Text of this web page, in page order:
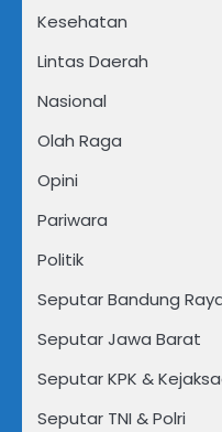
Kesehatan
Lintas Daerah
Nasional
Olah Raga
Opini
Pariwara
Politik
Seputar Bandung
Seputar Jawa Barat
Seputar KPK &
Seputar TNI & Polri